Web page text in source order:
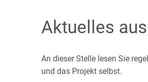
AktuellesAktuelles
An dieser Stelle lesen Sie
und das Projekt selbst.